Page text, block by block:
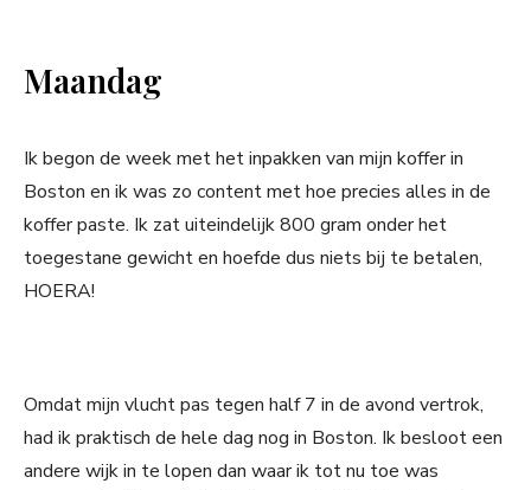
Maandag
Ik begon de week met het inpakken van mijn koffer in
Boston en ik was zo content met hoe precies alles in de
koffer paste. Ik zat uiteindelijk 800 gram onder het
toegestane gewicht en hoefde dus niets bij te betalen,
HOERA!
Omdat mijn vlucht pas tegen half 7 in de avond vertrok,
had ik praktisch de hele dag nog in Boston. Ik besloot een
andere wijk in te lopen dan waar ik tot nu toe was